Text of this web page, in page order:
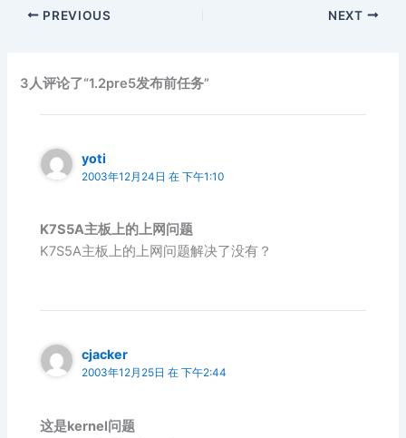
PREVIOUS NEXT
3人评论了“1.2pre5发布前任务”
yoti
2003年12月24日 在 下午1:10
K7S5A主板上的上网问题
K7S5A主板上的上网问题解决了没有？
cjacker
2003年12月25日 在 下午2:44
这是kernel问题